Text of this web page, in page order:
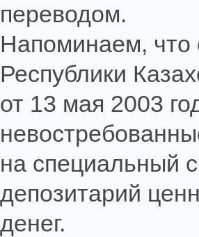
переводом.
Напоминаем, что
Республики
от 13 мая 2003
на специальный
депозитарий
денег.